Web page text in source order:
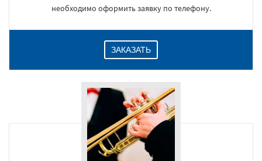
необходимо оформить заявку по телефону.
ЗАКАЗАТЬ